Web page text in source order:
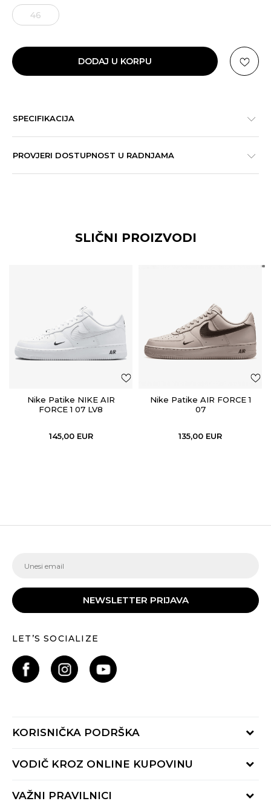
46
DODAJ U KORPU
SPECIFIKACIJA
PROVJERI DOSTUPNOST U RADNJAMA
SLIČNI PROIZVODI
Nike Patike NIKE AIR
FORCE 1 07 LV8
145,00 EUR
Nike Patike AIR FORCE 1
07
135,00 EUR
NEWSLETTER PRIJAVA
LET’S SOCIALIZE
KORISNIČKA PODRŠKA
Provjeri status porudžbine
Radno vrijeme 9-16h
VODIČ KROZ ONLINE KUPOVINU
Načini isporuke
VAŽNI PRAVILNICI